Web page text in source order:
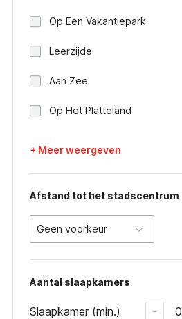
Op Een Vakantiepark
Leerzijde
Aan Zee
Op Het Platteland
+ Meer weergeven
Afstand tot het stadscentrum
Geen voorkeur
Aantal slaapkamers
Slaapkamer (min.) - 0